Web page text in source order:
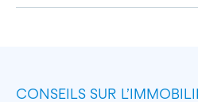
CONSEILS SUR